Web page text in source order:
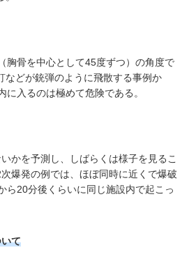
胸骨を中心として45度ずつ）の角度で
などが銃弾のように飛散する事例か
に入るのは極めて危険である。
かを予測し、しばらくは様子を見るこ
爆発の例では、ほぼ同時に近くで爆破
ら20分後くらいに同じ施設内で起こっ
て